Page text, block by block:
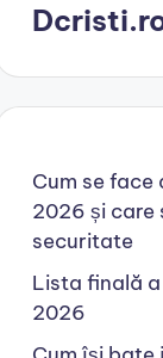
Cum se face
2026 și care
securitate
Lista finală
2026